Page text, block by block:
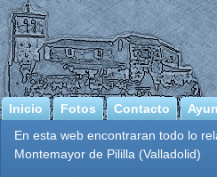
Inicio Fotos Contacto
En esta web encontraran todo lo
Montemayor de Pililla (Valladolid)